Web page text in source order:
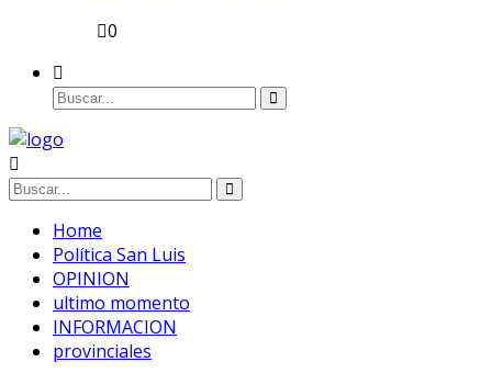
0
Home
Política San Luis
OPINION
ultimo momento
INFORMACION
provinciales